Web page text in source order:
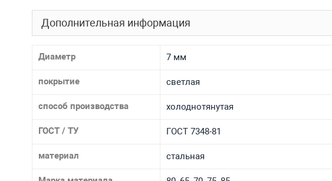
Дополнительная информация
Диаметр 7 мм
покрытие светлая
способ производства холоднотянутая
ГОСТ / ТУ ГОСТ 7348-81
материал стальная